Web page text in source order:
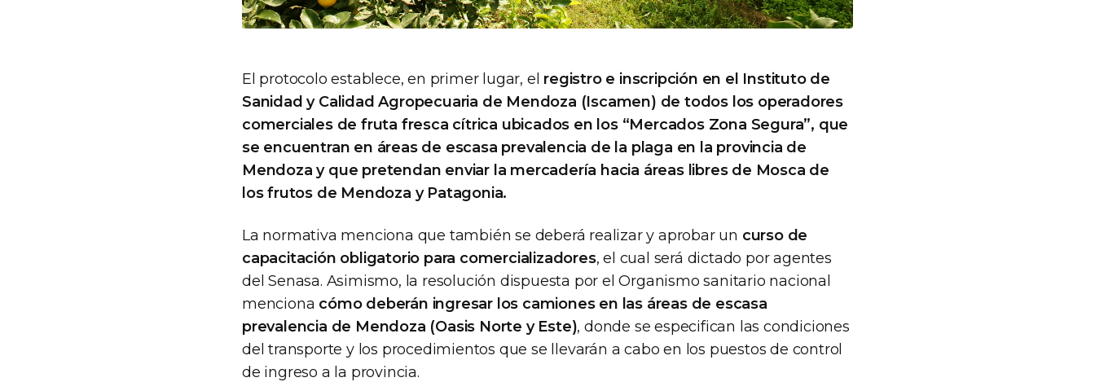
El protocolo establece, en primer lugar, el registro e inscripción en el Instituto de
Sanidad y Calidad Agropecuaria de Mendoza (Iscamen) de todos los operadores
comerciales de fruta fresca cítrica ubicados en los “Mercados Zona Segura”, que
se encuentran en áreas de escasa prevalencia de la plaga en la provincia de
Mendoza y que pretendan enviar la mercadería hacia áreas libres de Mosca de
los frutos de Mendoza y Patagonia.
La normativa menciona que también se deberá realizar y aprobar un curso de
capacitación obligatorio para comercializadores, el cual será dictado por agentes
del Senasa. Asimismo, la resolución dispuesta por el Organismo sanitario nacional
menciona cómo deberán ingresar los camiones en las áreas de escasa
prevalencia de Mendoza (Oasis Norte y Este), donde se especifican las condiciones
del transporte y los procedimientos que se llevarán a cabo en los puestos de control
de ingreso a la provincia.